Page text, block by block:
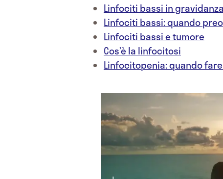
Linfociti bassi in gravidanza
Linfociti bassi: quando
Linfociti bassi e tumore
Cos’è la linfocitosi
Linfocitopenia: quando